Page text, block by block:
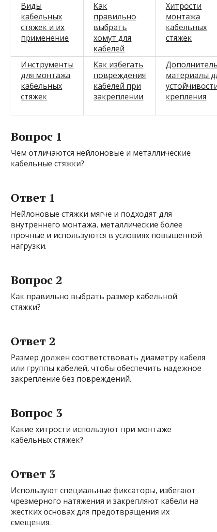
Виды
кабельных
стяжек и их
применение
Как
правильно
выбрать
хомут для
кабелей
Хитрости
монтажа
кабельных
стяжек
Инструменты
для монтажа
кабельных
стяжек
Как избегать
повреждения
кабелей при
закреплении
материалы
крепления
Вопрос 1
Чем отличаются нейлоновые и металлические
кабельные стяжки?
Ответ 1
Нейлоновые стяжки мягче и подходят для
внутреннего монтажа, металлические более
прочные и используютcя в условиях повышенной
нагрузки.
Вопрос 2
Как правильно выбрать размер кабельной
стяжки?
Ответ 2
Размер должен соответствовать диаметру кабеля
или группы кабелей, чтобы обеспечить надежное
закрепление без повреждений.
Вопрос 3
Какие хитрости используют при монтаже
кабельных стяжек?
Ответ 3
Используют специальные фиксаторы, избегают
чрезмерного натяжения и закрепляют кабели на
жестких основах для предотвращения их
смещения.